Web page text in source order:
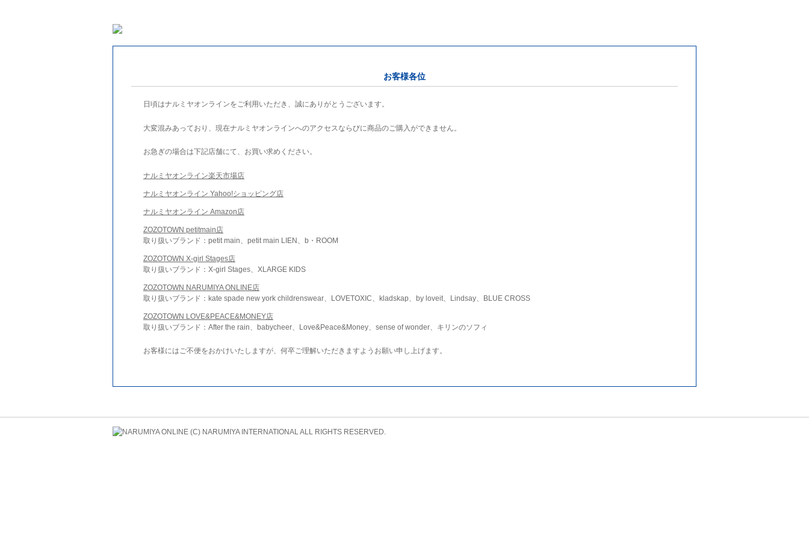
お客様各位
日頃はナルミヤオンラインをご利用いただき、誠にありがとうございます。
大変混みあっており、現在ナルミヤオンラインへのアクセスならびに商品のご購入ができません。
お急ぎの場合は下記店舗にて、お買い求めください。
ナルミヤオンライン楽天市場店
ナルミヤオンライン Yahoo!ショッピング店
ナルミヤオンライン Amazon店
ZOZOTOWN petitmain店
取り扱いブランド：petit main、petit main LIEN、b・ROOM
ZOZOTOWN X-girl Stages店
取り扱いブランド：X-girl Stages、XLARGE KIDS
ZOZOTOWN NARUMIYA ONLINE店
取り扱いブランド：kate spade new york childrenswear、LOVETOXIC、kladskap、by loveit、Lindsay、BLUE CROSS
ZOZOTOWN LOVE&PEACE&MONEY店
取り扱いブランド：After the rain、babycheer、Love&Peace&Money、sense of wonder、キリンのソフィ
お客様にはご不便をおかけいたしますが、何卒ご理解いただきますようお願い申し上げます。